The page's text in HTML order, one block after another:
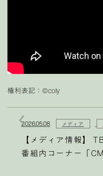
権利表記：©coly
2026.05.08 メディア
【メディア情報】
番組内コーナー「